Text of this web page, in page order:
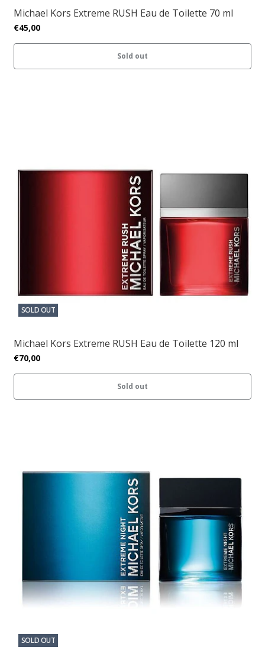
Michael Kors Extreme RUSH Eau de Toilette 70 ml
€45,00
Sold out
SOLD OUT
Michael Kors Extreme RUSH Eau de Toilette 120 ml
€70,00
Sold out
SOLD OUT